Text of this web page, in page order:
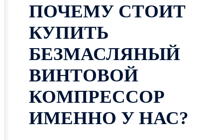
ПОЧЕМУ СТОИТ
КУПИТЬ
БЕЗМАСЛЯНЫЙ
ВИНТОВОЙ
КОМПРЕССОР
ИМЕННО У НАС?